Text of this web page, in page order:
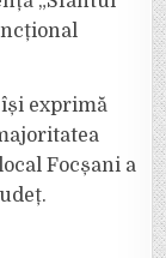
își exprimă
Focșani a